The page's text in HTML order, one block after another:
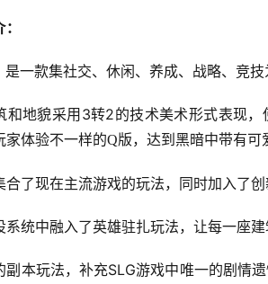
是一款集社交、休闲、养成、战略、竞
和地貌采用3转2的技术美术形式表现
家体验不一样的Q版，达到黑暗中带有可
合了现在主流游戏的玩法，同时加入了
系统中融入了英雄驻扎玩法，让每一座
副本玩法，补充SLG游戏中唯一的剧情